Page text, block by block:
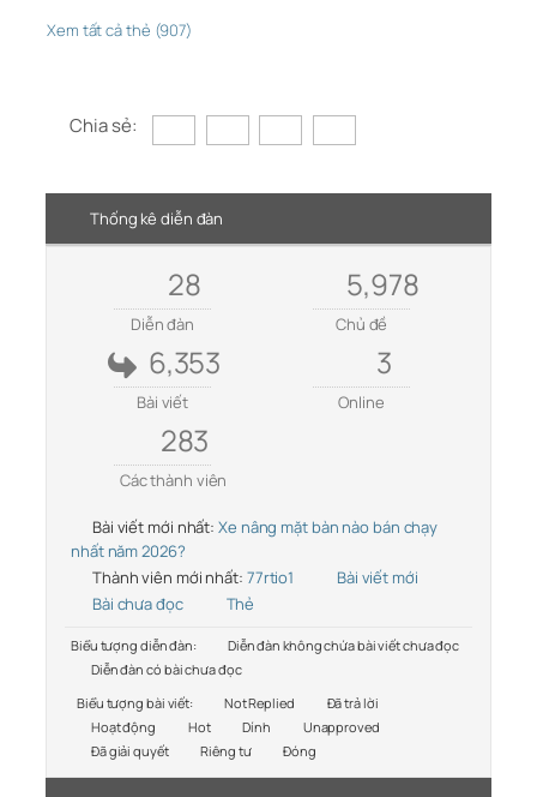
Xem tất cả thẻ (907)
Chia sẻ:
Thống kê diễn đàn
28
Diễn đàn
5,978
Chủ đề
6,353
Bài viết
3
Online
283
Các thành viên
Bài viết mới nhất: Xe nâng mặt bàn nào bán chạy
nhất năm 2026?
Thành viên mới nhất: 77rtio1
Bài viết mới
Bài chưa đọc
Thẻ
Biểu tượng diễn đàn:
Diễn đàn không chứa bài viết chưa đọc
Diễn đàn có bài chưa đọc
Biểu tượng bài viết:
Not Replied
Đã trả lời
Hoạt động
Hot Dính
Unapproved
Đã giải quyết
Riêng tư Đóng